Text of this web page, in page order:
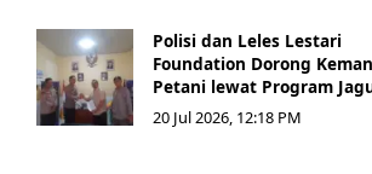
Polisi dan Leles Lestari
Foundation Dorong
Petani lewat Program
20 Jul 2026, 12:18 PM